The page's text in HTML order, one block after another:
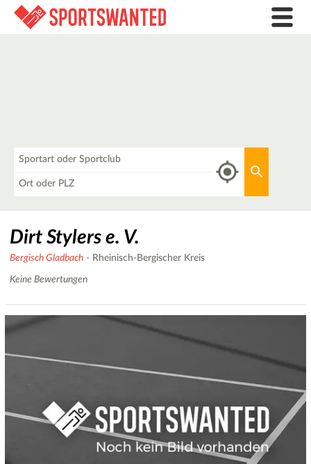
Dirt Stylers e. V.
Bergisch Gladbach - Rheinisch-Bergischer Kreis
Keine Bewertungen